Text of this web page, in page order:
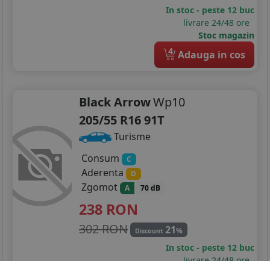
In stoc - peste 12 buc
livrare 24/48 ore
Stoc magazin
4 Adauga in cos
Black ArrowWp10
205/55 R16 91T
Turisme
Consum
C
Aderenta D
Zgomot A 70 dB
238 RON
302 RON Discount 21%
In stoc - peste 12 buc